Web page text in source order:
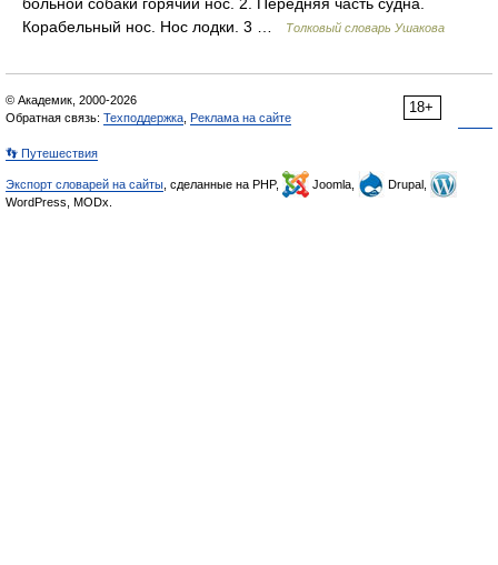
Корабельный нос. Нос лодки. 3 …
Толковый словарь Ушакова
18+
© Академик, 2000-2026
Обратная связь: Техподдержка Реклама на сайте
👣 Путешествия
Экспорт словарей на сайты , сделанные на PHP, Joomla,
Drupal,
WordPress, MODx.